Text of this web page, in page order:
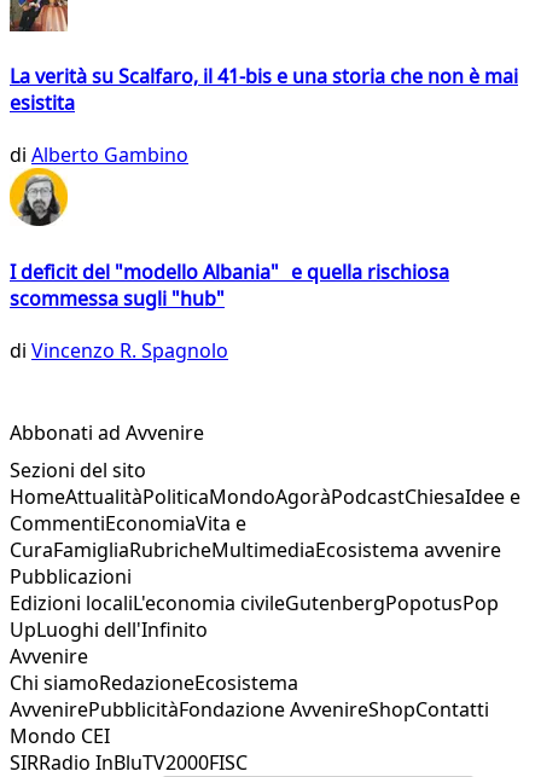
La verità su Scalfaro, il 41-bis e una storia che non è mai
esistita
di Alberto Gambino
I deficit del "modello Albania" e quella rischiosa
scommessa sugli "hub"
di Vincenzo R. Spagnolo
Abbonati ad Avvenire
Sezioni del sito
HomeAttualitàPoliticaMondoAgoràPodcastChiesaIdee e
CommentiEconomiaVita e
CuraFamigliaRubricheMultimediaEcosistema avvenire
Pubblicazioni
Edizioni localiL'economia civileGutenbergPopotusPop
UpLuoghi dell'Infinito
Avvenire
Chi siamoRedazioneEcosistema
AvvenirePubblicitàFondazione AvvenireShopContatti
Mondo CEI
SIRRadio InBluTV2000FISC